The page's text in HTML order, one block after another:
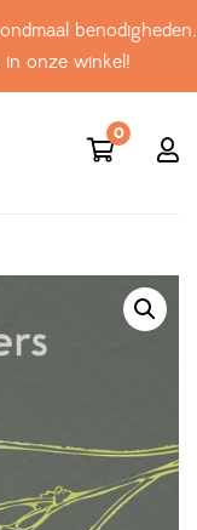
benodigheden.
onze winkel!
0